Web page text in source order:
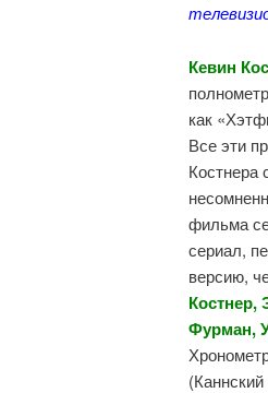
Кевин
как
Все эти
Костнера
фильма
сериал,
версию,
Фурман,